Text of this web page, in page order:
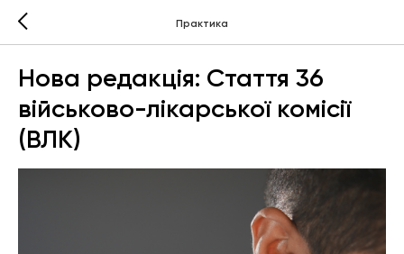
Практика
Нова редакція: Стаття 36
військово-лікарської комісії
(ВЛК)